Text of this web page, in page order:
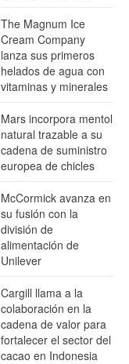
The Magnum Ice
Cream Company
lanza sus primeros
helados de agua con
vitaminas y minerales
Mars incorpora mentol
natural trazable a su
cadena de suministro
europea de chicles
McCormick avanza en
su fusión con la
división de
alimentación de
Unilever
Cargill llama a la
colaboración en la
cadena de valor para
fortalecer el sector del
cacao en Indonesia